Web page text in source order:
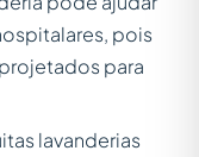
pois
para
lavanderias